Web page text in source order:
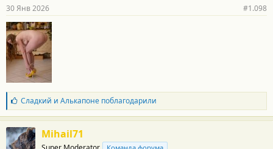
н
о
с
т
и
:
30 Янв 2026 #1.098
Б
л
а
г
о
Сладкий и Алькапонепоблагодарили
Mihail71